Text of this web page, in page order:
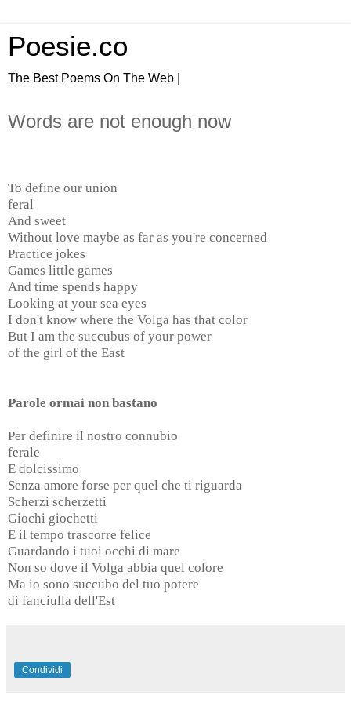
Poesie.co
The Best Poems On The Web |
Words are not enough now
To define our union
feral
And sweet
Without love maybe as far as you're concerned
Practice jokes
Games little games
And time spends happy
Looking at your sea eyes
I don't know where the Volga has that color
But I am the succubus of your power
of the girl of the East
Parole ormai non bastano
Per definire il nostro connubio
ferale
E dolcissimo
Senza amore forse per quel che ti riguarda
Scherzi scherzetti
Giochi giochetti
E il tempo trascorre felice
Guardando i tuoi occhi di mare
Non so dove il Volga abbia quel colore
Ma io sono succubo del tuo potere
di fanciulla dell'Est
Condividi